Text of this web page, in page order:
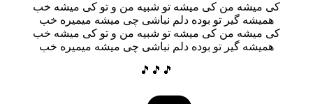
کی میشه من کی میشه تو شبیه من و تو کی میشه خب
همیشه گیر تو بوده دلم نباشی چی میشه میمیره خب
کی میشه من کی میشه تو شبیه من و تو کی میشه خب
همیشه گیر تو بوده دلم نباشی چی میشه میمیره خب
🎵🎵🎵